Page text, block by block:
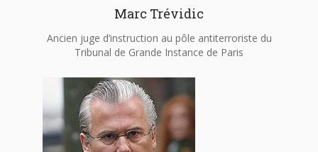
Marc Trévidic
Ancien juge d’instruction au pôle antiterroriste du
Tribunal de Grande Instance de Paris